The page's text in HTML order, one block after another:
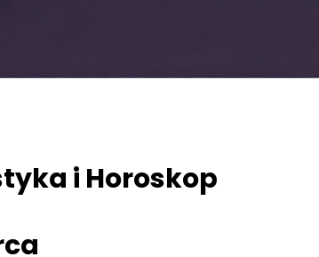
i Horoskop